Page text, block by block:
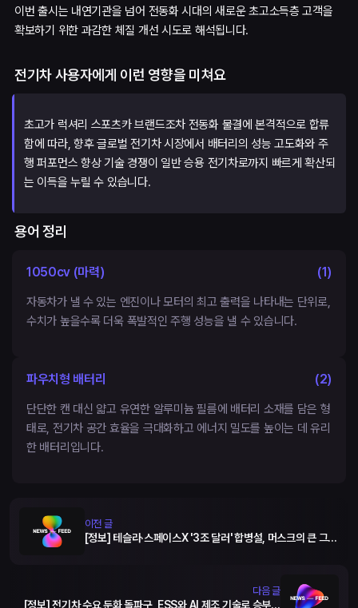
이번 출시는 내연기관을 넘어 전동화 시대의 새로운 초고소득층 고객을
확보하기 위한 과감한 체질 개선 시도로 해석됩니다.
전기차 사용자에게 이런 영향을 미쳐요
초고가 럭셔리 스포츠카 브랜드조차 전동화 물결에 본격적으로 합류
함에 따라, 향후 글로벌 전기차 시장에서 배터리의 성능 고도화와 주
행 퍼포먼스 향상 기술 경쟁이 일반 승용 전기차로까지 빠르게 확산되
는 이득을 누릴 수 있습니다.
용어 정리
1050cv (마력) (1)
자동차가 낼 수 있는 엔진이나 모터의 최고 출력을 나타내는 단위로,
수치가 높을수록 더욱 폭발적인 주행 성능을 낼 수 있습니다.
파우치형 배터리 (2)
단단한 캔 대신 얇고 유연한 알루미늄 필름에 배터리 소재를 담은 형
태로, 전기차 공간 효율을 극대화하고 에너지 밀도를 높이는 데 유리
한 배터리입니다.
이전 글
[정보] 테슬라·스페이스X '3조 달러' 합병설, 머스크의 큰 그림
다음 글
[정보] 전기차 수요 둔화 돌파구, ESS와 AI 제조 기술로 승부거